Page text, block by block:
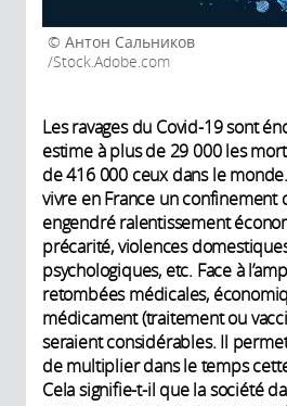
Антон Сальников
/Stock.Adobe.com
Les ravages du Covid-19 sont
estime à plus de 29 000 les
de 416 000 ceux dans le
vivre en France un confinement
engendré ralentissement
précarité, violences
psychologiques, etc. Face à
retombées médicales,
médicament (traitement ou
seraient considérables. Il
de multiplier dans le temps
Cela signifie-t-il que la société